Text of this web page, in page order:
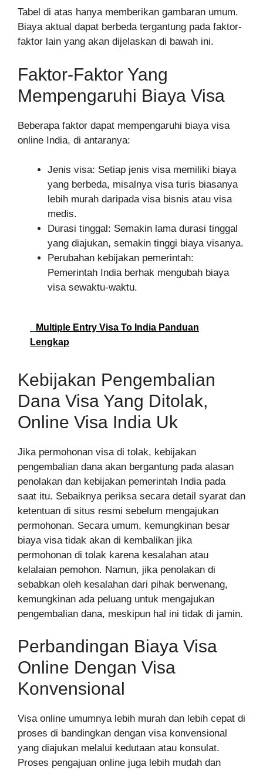
Tabel di atas hanya memberikan gambaran umum.
Biaya aktual dapat berbeda tergantung pada faktor-
faktor lain yang akan dijelaskan di bawah ini.
Faktor-Faktor Yang
Mempengaruhi Biaya Visa
Beberapa faktor dapat mempengaruhi biaya visa
online India, di antaranya:
Jenis visa: Setiap jenis visa memiliki biaya
yang berbeda, misalnya visa turis biasanya
lebih murah daripada visa bisnis atau visa
medis.
Durasi tinggal: Semakin lama durasi tinggal
yang diajukan, semakin tinggi biaya visanya.
Perubahan kebijakan pemerintah:
Pemerintah India berhak mengubah biaya
visa sewaktu-waktu.
Multiple Entry Visa To India Panduan
Lengkap
Kebijakan Pengembalian
Dana Visa Yang Ditolak,
Online Visa India Uk
Jika permohonan visa di tolak, kebijakan
pengembalian dana akan bergantung pada alasan
penolakan dan kebijakan pemerintah India pada
saat itu. Sebaiknya periksa secara detail syarat dan
ketentuan di situs resmi sebelum mengajukan
permohonan. Secara umum, kemungkinan besar
biaya visa tidak akan di kembalikan jika
permohonan di tolak karena kesalahan atau
kelalaian pemohon. Namun, jika penolakan di
sebabkan oleh kesalahan dari pihak berwenang,
kemungkinan ada peluang untuk mengajukan
pengembalian dana, meskipun hal ini tidak di jamin.
Perbandingan Biaya Visa
Online Dengan Visa
Konvensional
Visa online umumnya lebih murah dan lebih cepat di
proses di bandingkan dengan visa konvensional
yang diajukan melalui kedutaan atau konsulat.
Proses pengajuan online juga lebih mudah dan